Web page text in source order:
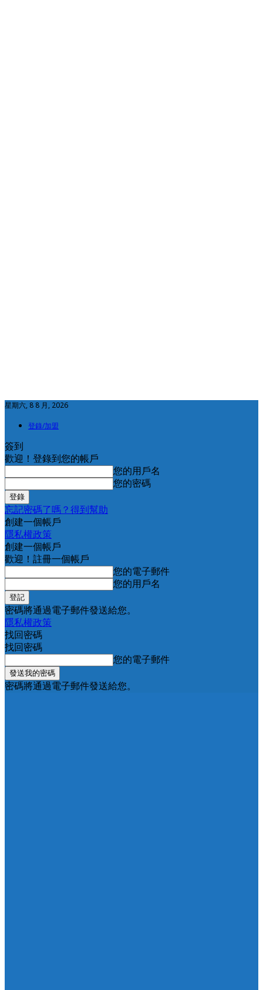
星期六, 8 8 月, 2026
登錄/加盟
簽到
歡迎！登錄到您的帳戶
您的用戶名
您的密碼
忘記密碼了嗎？得到幫助
創建一個帳戶
隱私權政策
創建一個帳戶
歡迎！註冊一個帳戶
您的電子郵件
您的用戶名
密碼將通過電子郵件發送給您。
隱私權政策
找回密碼
找回密碼
您的電子郵件
密碼將通過電子郵件發送給您。